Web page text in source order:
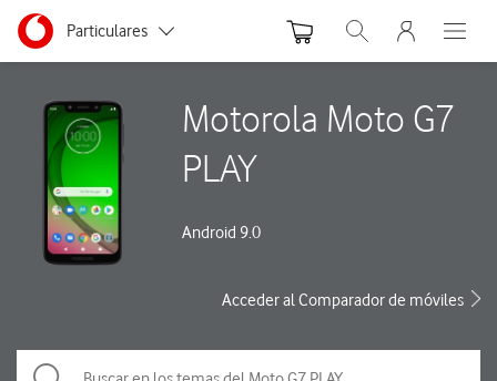
Ir a la pagina principal de vodafone.es
Menu navegación Segmento
Particulares
Pymes
Grandes empresas
y AA.PP.
Abrir buscador. Abre
Abre
Motorola Moto G7
PLAY
Android 9.0
Acceder al Comparador de móviles